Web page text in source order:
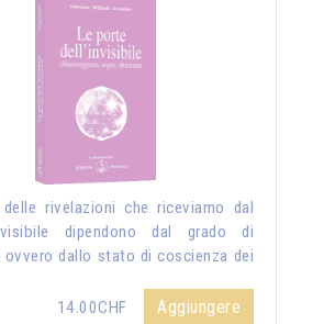
rivelazioni che riceviamo dal
dipendono dal grado di
ovvero dallo stato di coscienza dei
14.00CHF
Aggiungere